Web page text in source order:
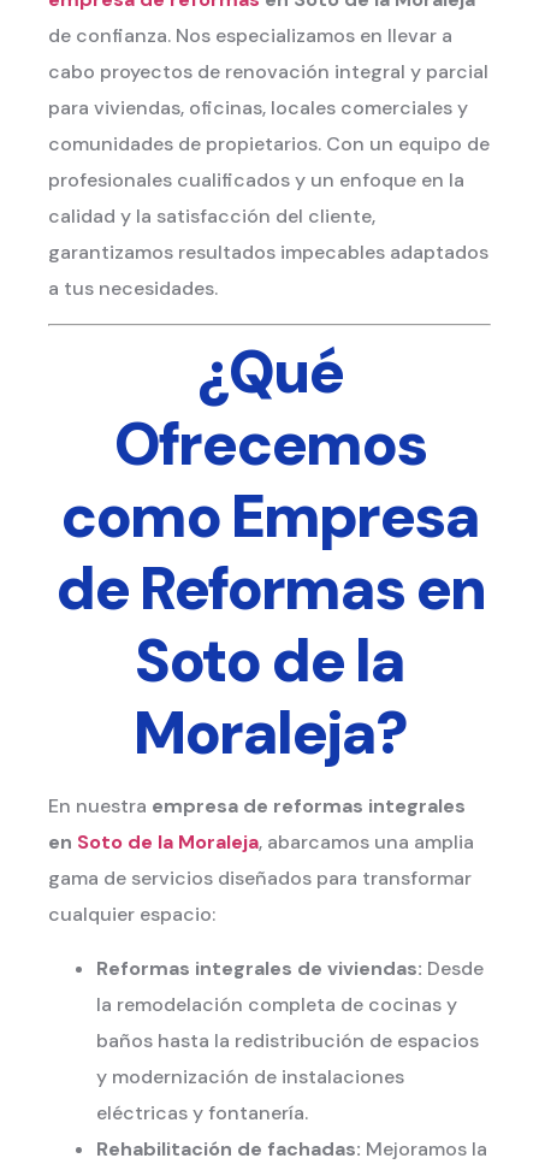
de confianza. Nos especializamos en llevar a
cabo proyectos de renovación integral y parcial
para viviendas, oficinas, locales comerciales y
comunidades de propietarios. Con un equipo de
profesionales cualificados y un enfoque en la
calidad y la satisfacción del cliente,
garantizamos resultados impecables adaptados
a tus necesidades.
¿Qué
Ofrecemos
como Empresa
de Reformas en
Soto de la
Moraleja?
En nuestra empresa de reformas integrales
en Soto de la Moraleja, abarcamos una amplia
gama de servicios diseñados para transformar
cualquier espacio:
Reformas integrales de viviendas: Desde
la remodelación completa de cocinas y
baños hasta la redistribución de espacios
y modernización de instalaciones
eléctricas y fontanería.
Rehabilitación de fachadas: Mejoramos la